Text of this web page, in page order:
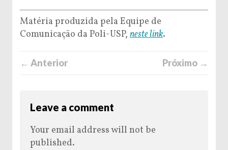
Matéria produzida pela Equipe de
Comunicação da Poli-USP, neste link.
← Anterior Próximo →
Leave a comment
Your email address will not be
published.